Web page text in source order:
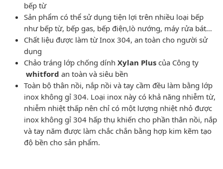
bếp từ
Sản phẩm có thể sử dụng tiện lợi trên nhiều loại bếp
như bếp từ, bếp gas, bếp điện,lò nướng, máy rửa bát…
Chất liệu được làm từ Inox 304, an toàn cho người sử
dụng
Chảo tráng lớp chống dính Xylan Plus của Công ty
whitford an toàn và siêu bền
Toàn bộ thân nồi, nắp nồi và tay cầm đều làm bằng lớp
inox không gỉ 304. Loại inox này có khả năng nhiễm từ,
nhiễm nhiệt thấp nên chỉ có một lượng nhiệt nhỏ được
inox không gỉ 304 hấp thụ khiến cho phần thân nồi, nắp
và tay năm được làm chắc chắn bằng hợp kim kẽm tạo
độ bền cho sản phẩm.